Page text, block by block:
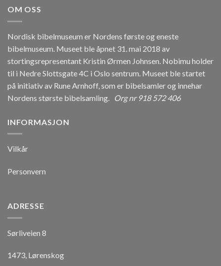
OM OSS
Nordisk bibelmuseum er Nordens første og eneste
bibelmuseum. Museet ble åpnet 31. mai 2018 av
stortingsrepresentant Kristin Ørmen Johnsen. Nobimu holder
til i Nedre Slottsgate 4C i Oslo sentrum. Museet ble startet
på initiativ av Rune Arnhoff, som er bibelsamler og innehar
Nordens største bibelsamling. Org nr 918 572 406
INFORMASJON
Vilkår
Personvern
ADRESSE
Sørliveien 8
1473, Lørenskog